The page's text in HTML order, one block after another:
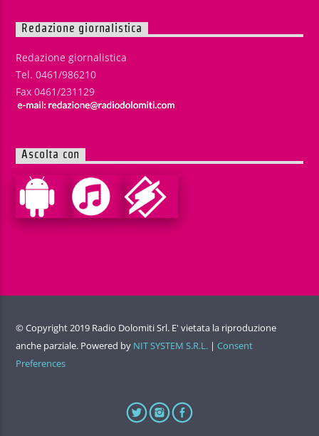
Redazione giornalistica
Redazione giornalistica
Tel. 0461/986210
Fax 0461/231129
Ascolta con
© Copyright 2019 Radio Dolomiti Srl. E' vietata la riproduzione
anche parziale. Powered by NIT SYSTEM S.R.L. | Consent
Preferences